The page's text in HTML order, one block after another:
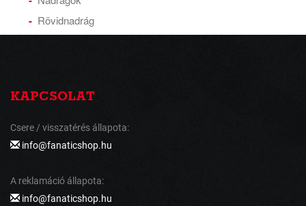
Rövidnadrág
KAPCSOLAT
Csere / visszatérés állapota:
info@fanaticshop.hu
A reklamáció állapota:
info@fanaticshop.hu